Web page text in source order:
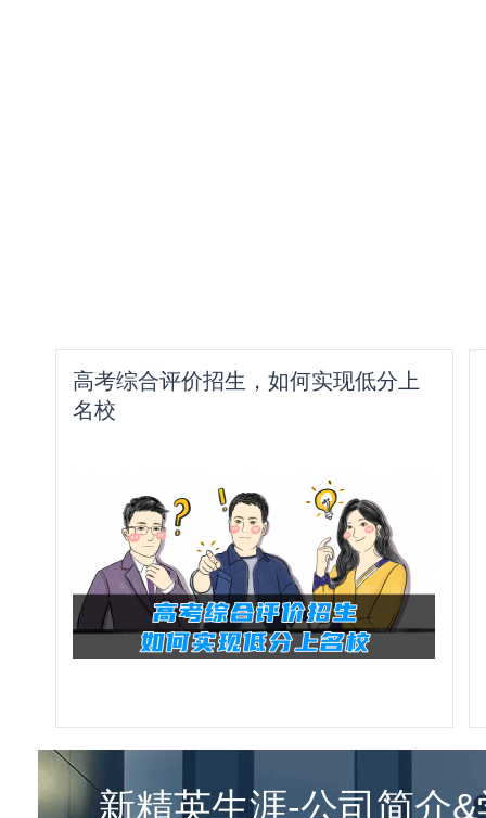
高考综合评价招生，如何实现低分上
名校
新精英生涯-公司简介